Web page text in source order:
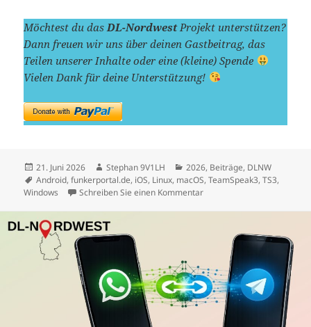
Möchtest du das DL-Nordwest Projekt unterstützen?
Dann freuen wir uns über deinen Gastbeitrag, das
Teilen unserer Inhalte oder eine (kleine) Spende
Vielen Dank für deine Unterstützung!
Veröffentlicht
am
21. Juni 2026 Autor
Stephan 9V1LH Kategorien
2026, Beiträge, DLNW
Schlagwörter
Android,funkerportal.de, iOS, Linux, macOS,TeamSpeak3,TS3,
Windows
Schreiben Sie einen Kommentarzu DL-Nordwest jetzt auch